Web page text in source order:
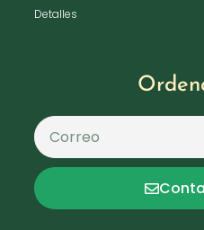
Detalles